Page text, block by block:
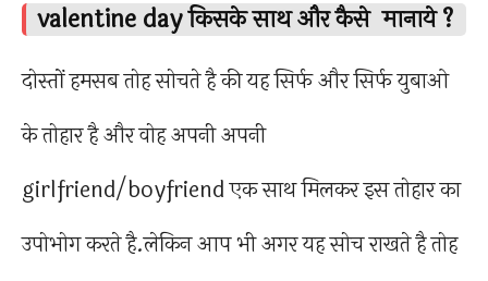
valentine day किसके साथ और कैसे मानाये ?
दोस्तों हमसब तोह सोचते है की यह सिर्फ और सिर्फ युबाओ
के तोहार है और वोह अपनी अपनी
girlfriend/boyfriend एक साथ मिलकर इस तोहार का
उपोभोग करते है.लेकिन आप भी अगर यह सोच राखते है तोह